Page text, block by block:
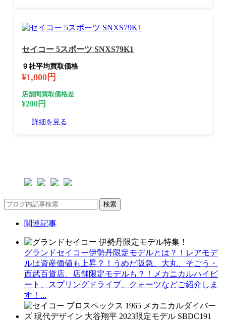
セイコー 5スポーツ SNXS79K1
９社平均買取価格
¥1,000円
店舗間買取価格差
¥200円
詳細を見る
検索
関連記事
グランドセイコー伊勢丹限定モデルとは？！レアモデ
ルは資産価値も上昇？！うめだ阪急、大丸、そごう・
西武百貨店、店舗限定モデルも？！メカニカルハイビ
ート、スプリングドライブ、クォーツなどご紹介しま
す！...